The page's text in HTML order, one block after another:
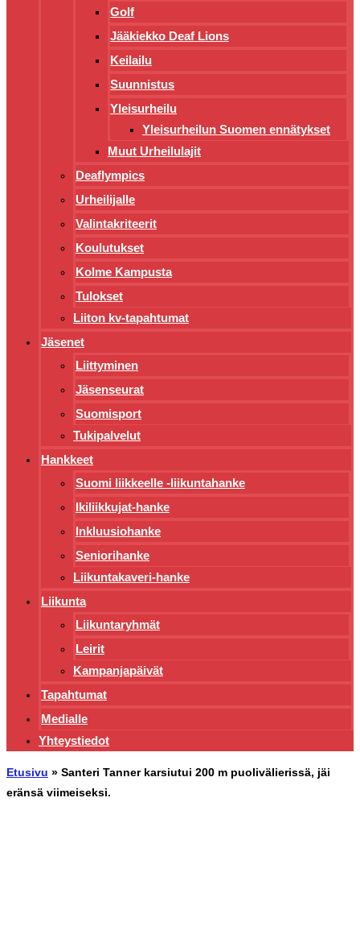
Golf
Jääkiekko Deaf Lions
Keilailu
Suunnistus
Yleisurheilu
Yleisurheilun Suomen ennätykset
Muut Urheilulajit
Deaflympics
Urheilijalle
Valintakriteerit
Koulutukset
Kolme Kampusta
Tulokset
Liiton kv-tapahtumat
Jäsenet
Liittyminen
Jäsenseurat
Suomisport
Tukipalvelut
Hankkeet
Suomi liikkeelle -liikuntahanke
Ikiliikkujat-hanke
Inkluusiohanke
Seniorihanke
Liikuntakaveri-hanke
Liikunta
Liikuntaryhmät
Leirit
Kampanjapäivät
Tapahtumat
Medialle
Yhteystiedot
Etusivu » Santeri Tanner karsiutui 200 m puolivälierissä, jäi
eränsä viimeiseksi.